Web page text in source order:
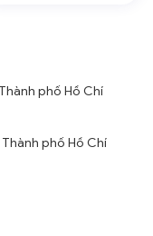
phố Hồ Chí
phố Hồ Chí